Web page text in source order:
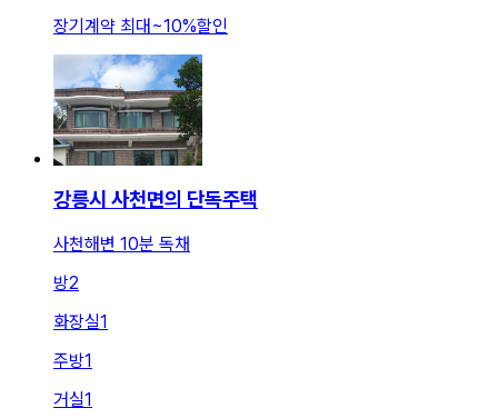
장기계약 최대~10%할인
강릉시 사천면의 단독주택
사천해변 10분 독채
방2
화장실1
주방1
거실1